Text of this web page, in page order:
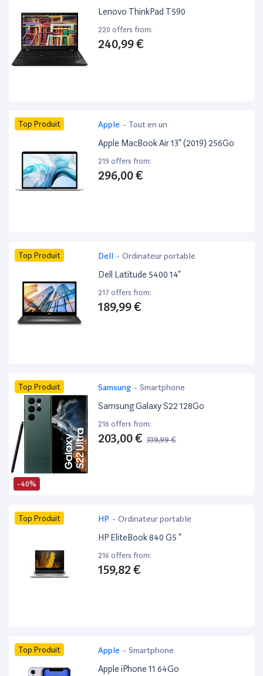
bureautique
Lenovo ThinkPad T590
220 offers from:
240,99 €
Top Produit Apple - Tout en un
Apple MacBook Air 13” (2019) 256Go
219 offers from:
296,00 €
Top Produit Dell - Ordinateur portable
Dell Latitude 5400 14”
217 offers from:
189,99 €
-40%
Top Produit Samsung - Smartphone
Samsung Galaxy S22 128Go
216 offers from:
203,00 € 339,99 €
Top Produit HP - Ordinateur portable
HP EliteBook 840 G5 ”
216 offers from:
159,82 €
Top Produit Apple - Smartphone
Apple iPhone 11 64Go